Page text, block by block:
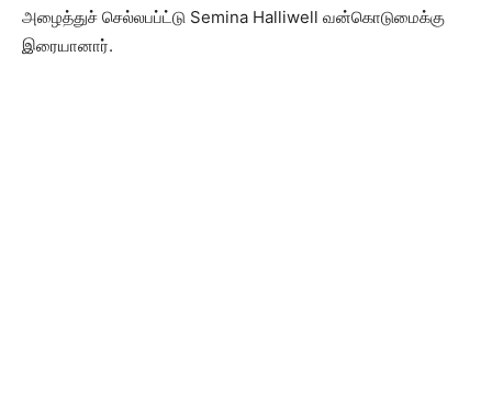
அழைத்துச் செல்லபப்ட்டு Semina Halliwell வன்கொடுமைக்கு
இரையானார்.